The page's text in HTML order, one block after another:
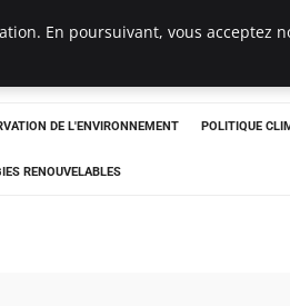
DE L'ENVIRONNEMENT POLITIQUE
RENOUVELABLES
En poursuivant, vous acceptez